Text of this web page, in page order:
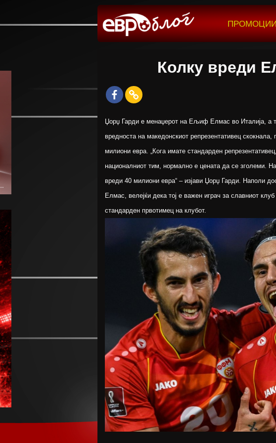
ПРОМОЦИИ
Колку вреди
Џорџ Гарди е менаџерот на Ељиф Елмас во Италија, а
вредноста на македонскиот репрезентативец
милиони евра. „Кога имате стандарден
националниот тим, нормално е цената да се зголеми.
вреди 40 милиони евра“ – изјави Џорџ Гарди. Наполи
Елмас, велејќи дека тој е важен играч за славниот
стандарден првотимец на клубот.